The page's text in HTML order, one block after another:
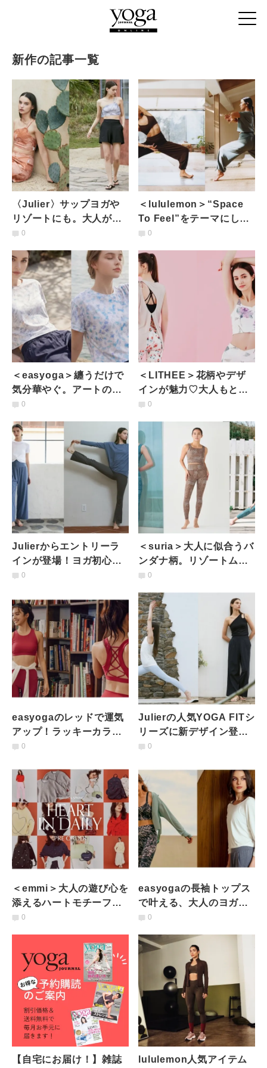
新作の記事一覧
〈Julier〉サップヨガや
リゾートにも。大人が取
り入れやすいスイムウェ
0
＜lululemon＞“Space
To Feel”をテーマにした
新作登場。軽やかで心地
0
＜easyoga＞纏うだけで
気分華やぐ。アートのよ
うなプリントが映える軽
0
＜LITHEE＞花柄やデザ
インが魅力♡大人もとき
めくフェミニンなヨガウ
0
Julierからエントリーラ
インが登場！ヨガ初心者
にも寄り添うアクティブ
0
＜suria＞大人に似合うバ
ンダナ柄。リゾートムー
ド漂う新作ヨガウェア
0
easyogaのレッドで運気
アップ！ラッキーカラー
を楽しむ開運コーデ
0
Julierの人気YOGA FITシ
リーズに新デザイン登
場。定番モデルもアップ
0
＜emmi＞大人の遊び心を
添えるハートモチーフ
「HEART IN DAILY」が
0
easyogaの長袖トップス
で叶える、大人のヨガ&
デイリースタイル
0
【自宅にお届け！】雑誌 lululemon人気アイテム